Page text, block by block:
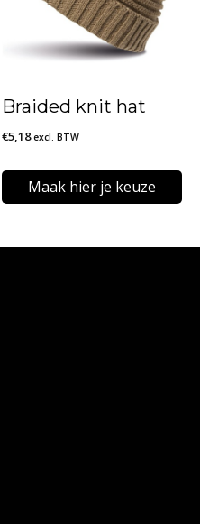
optie
gekozen
worden
op
de
Braided knit hat
€5,18 excl. BTW
Maak hier je keuze
product